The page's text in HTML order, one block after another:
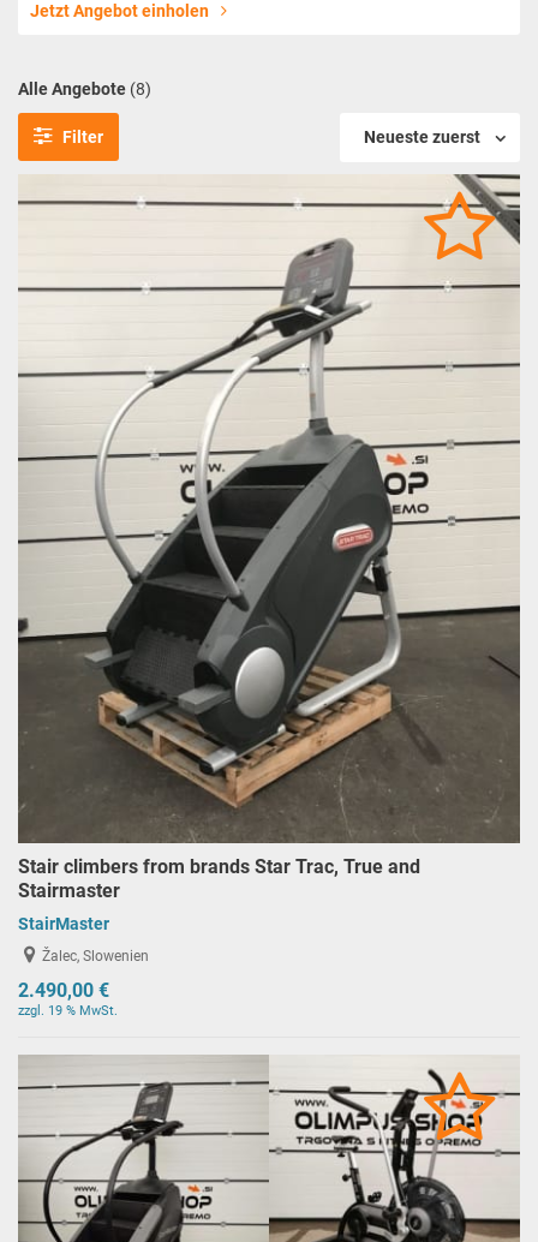
Jetzt Angebot einholen
Alle Angebote (8)
Filter Neueste zuerst
Stair climbers from brands Star Trac, True and
Stairmaster
StairMaster
Žalec, Slowenien
2.490,00 €
zzgl. 19 % MwSt.